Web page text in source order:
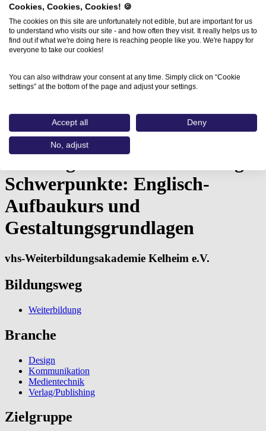
Home
Vorbereitung auf eine
Mediengestalter-Umschulung -
Schwerpunkte: Englisch-
Aufbaukurs und
Gestaltungsgrundlagen
vhs-Weiterbildungsakademie Kelheim e.V.
Bildungsweg
Weiterbildung
Branche
Design
Kommunikation
Medientechnik
Verlag/Publishing
Zielgruppe
Cookies, Cookies, Cookies! 🍪
The cookies on this site are unfortunately not edible, but are important for us
to understand who visits our site - and how often they visit. It really helps us to
find out if what we're doing here is reaching people like you. We're happy for
everyone to take our cookies!
You can also withdraw your consent at any time. Simply click on “Cookie
settings” at the bottom of the page and adjust your settings.
Accept all Deny
No, adjust